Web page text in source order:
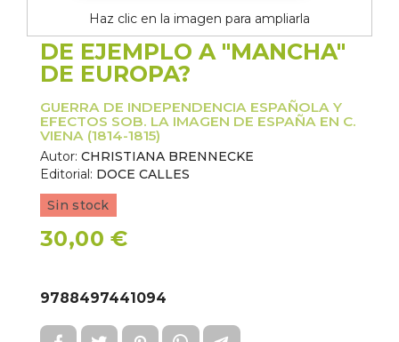
Haz clic en la imagen para ampliarla
DE EJEMPLO A "MANCHA"
DE EUROPA?
GUERRA DE INDEPENDENCIA ESPAÑOLA Y
EFECTOS SOB. LA IMAGEN DE ESPAÑA EN C.
VIENA (1814-1815)
Autor: CHRISTIANA BRENNECKE
Editorial: DOCE CALLES
Sin stock
30,00 €
9788497441094